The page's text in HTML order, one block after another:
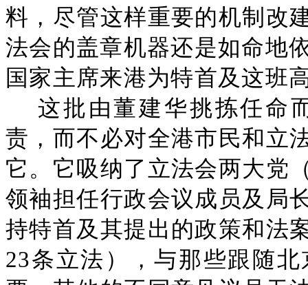
料，尽管这样重要的机制改
法会的盖章机器还是如命地
国家主席来港为特首及这班
这批由董建华挑拣任命
责，而不必对全港市民和立
它。它吸纳了立法会两大党
领袖担任行政会议成员及局
持特首及其提出的政策和法
23条立法），与那些跟随